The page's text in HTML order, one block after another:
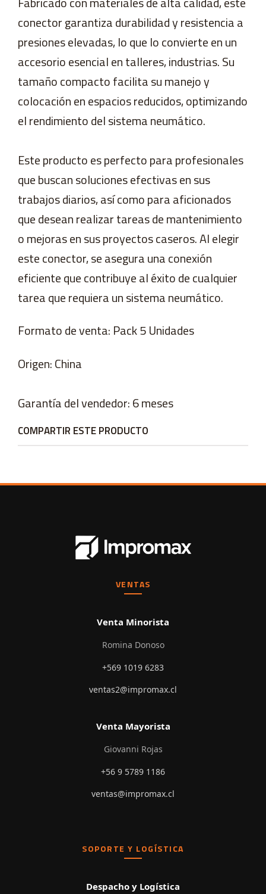
conector garantiza durabilidad y resistencia a
presiones elevadas, lo que lo convierte en un
accesorio esencial en talleres, industrias. Su
tamaño compacto facilita su manejo y
colocación en espacios reducidos, optimizando
el rendimiento del sistema neumático.
Este producto es perfecto para profesionales
que buscan soluciones efectivas en sus
trabajos diarios, así como para aficionados
que desean realizar tareas de mantenimiento
o mejoras en sus proyectos caseros. Al elegir
este conector, se asegura una conexión
eficiente que contribuye al éxito de cualquier
tarea que requiera un sistema neumático.
Formato de venta: Pack 5 Unidades
Origen: China
Garantía del vendedor: 6 meses
COMPARTIR ESTE PRODUCTO
VENTAS
Venta Minorista
Romina Donoso
+569 1019 6283
ventas2@impromax.cl
Venta Mayorista
Giovanni Rojas
+56 9 5789 1186
ventas@impromax.cl
SOPORTE Y LOGÍSTICA
Despacho y Logística